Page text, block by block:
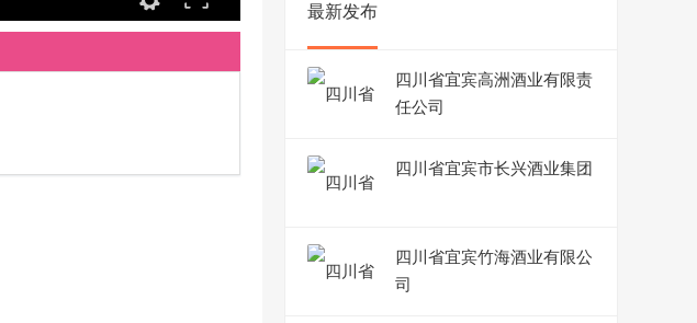
最新发布
四川省宜宾高洲酒业有限责
任公司
四川省宜宾市长兴酒业集团
四川省宜宾竹海酒业有限公
司